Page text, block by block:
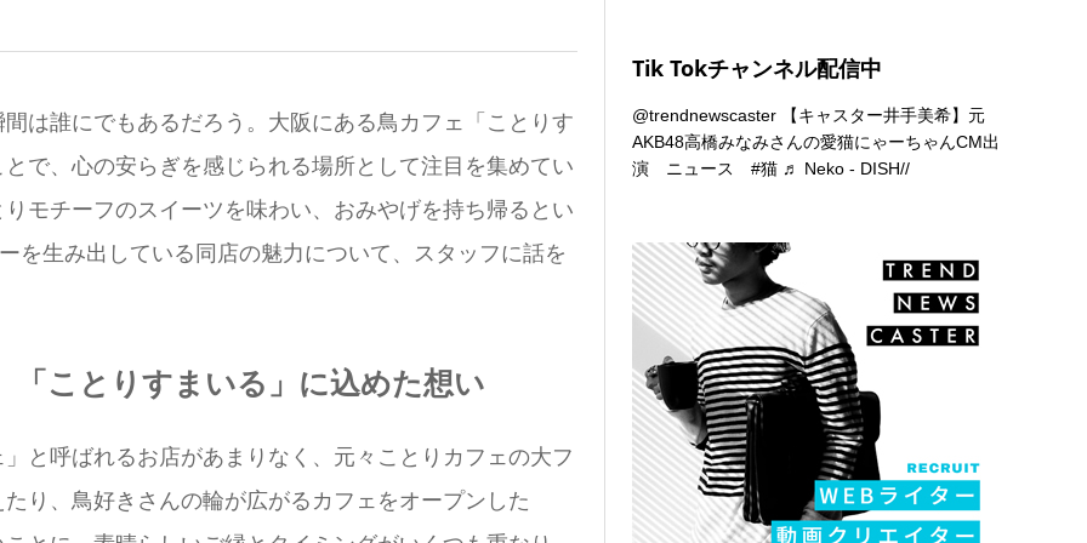
は誰にでもあるだろう。大阪にある鳥カフェ「ことりす
で、心の安らぎを感じられる場所として注目を集めてい
モチーフのスイーツを味わい、おみやげを持ち帰るとい
を生み出している同店の魅力について、スタッフに話を
ことりすまいる」に込めた想い
と呼ばれるお店があまりなく、元々ことりカフェの大フ
り、鳥好きさんの輪が広がるカフェをオープンした
Tik Tokチャンネル配信中
@trendnewscaster 【キャスター井手美希】元
AKB48高橋みなみさんの愛猫にゃーちゃんCM出
演 ニュース#猫 ♬ Neko - DISH//